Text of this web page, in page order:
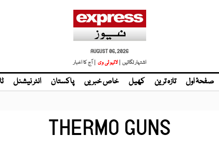
AUGUST 06, 2026
اشتہار لگائیں | لائیو ٹی وی | آج کا اخبار
صفحۂ اول تازہ ترین کھیل خاص خبریں پاکستان انٹر نیشنل
THERMO GUNS